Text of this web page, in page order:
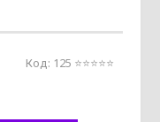
Код: 125 ⭐️⭐️⭐️⭐️⭐️